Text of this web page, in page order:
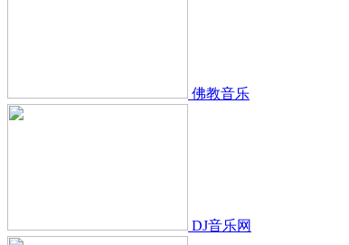
佛教音乐
DJ音乐网